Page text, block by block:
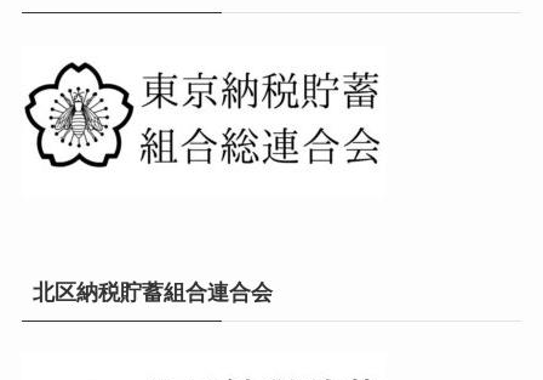
北区納税貯蓄組合連合会